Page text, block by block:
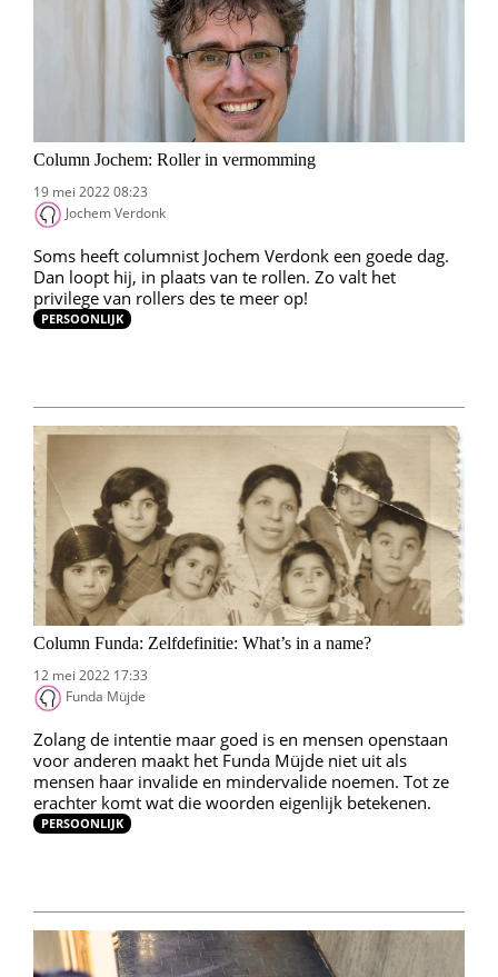
Column Jochem: Roller in vermomming
19 mei 2022 08:23
Jochem Verdonk
Soms heeft columnist Jochem Verdonk een goede dag.
Dan loopt hij, in plaats van te rollen. Zo valt het
privilege van rollers des te meer op!
PERSOONLIJK
Column Funda: Zelfdefinitie: What’s in a name?
12 mei 2022 17:33
Funda Müjde
Zolang de intentie maar goed is en mensen openstaan
voor anderen maakt het Funda Müjde niet uit als
mensen haar invalide en mindervalide noemen. Tot ze
erachter komt wat die woorden eigenlijk betekenen.
PERSOONLIJK